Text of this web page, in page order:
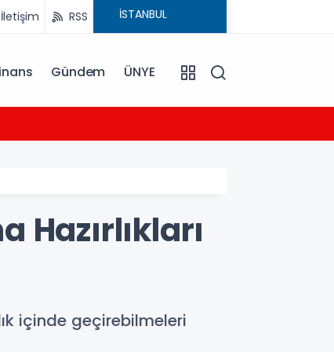
İletişim RSS
Gündem ÜNYE
Hazırlıkları
içinde geçirebilmeleri